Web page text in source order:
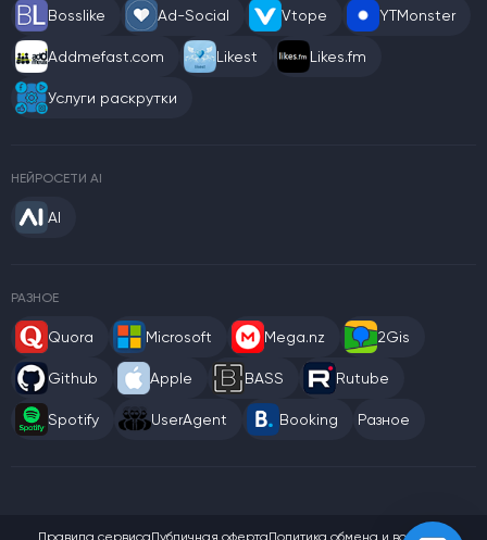
Bosslike Ad-Social Vtope YTMonster
Addmefast.com Likest Likes.fm
Услуги раскрутки
НЕЙРОСЕТИ AI
AI
РАЗНОЕ
Quora Microsoft Mega.nz 2Gis
Github Apple BASS Rutube
Spotify UserAgent Booking Разное